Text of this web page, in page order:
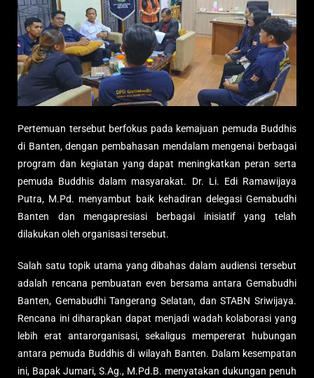
Pertemuan tersebut berfokus pada kemajuan pemuda Buddhis
di Banten, dengan pembahasan mendalam mengenai berbagai
program dan kegiatan yang dapat meningkatkan peran serta
pemuda Buddhis dalam masyarakat. Dr. Li. Edi Ramawijaya
Putra, M.Pd. menyambut baik kehadiran delegasi Gemabudhi
Banten dan mengapresiasi berbagai inisiatif yang telah
dilakukan oleh organisasi tersebut.
Salah satu topik utama yang dibahas dalam audiensi tersebut
adalah rencana pembuatan even bersama antara Gemabudhi
Banten, Gemabudhi Tangerang Selatan, dan STABN Sriwijaya.
Rencana ini diharapkan dapat menjadi wadah kolaborasi yang
lebih erat antarorganisasi, sekaligus mempererat hubungan
antara pemuda Buddhis di wilayah Banten. Dalam kesempatan
ini, Bapak Jumari, S.Ag., M.Pd.B. menyatakan dukungan penuh